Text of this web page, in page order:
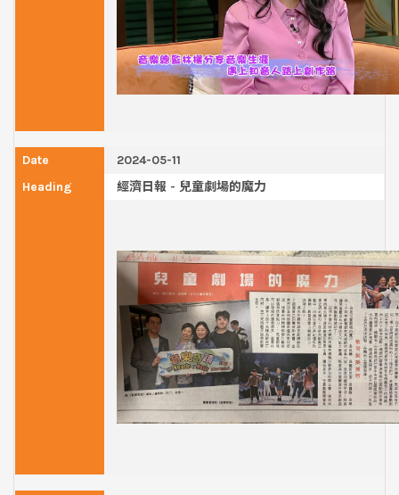
2024-05-11
經濟日報 - 兒童劇場的魔力